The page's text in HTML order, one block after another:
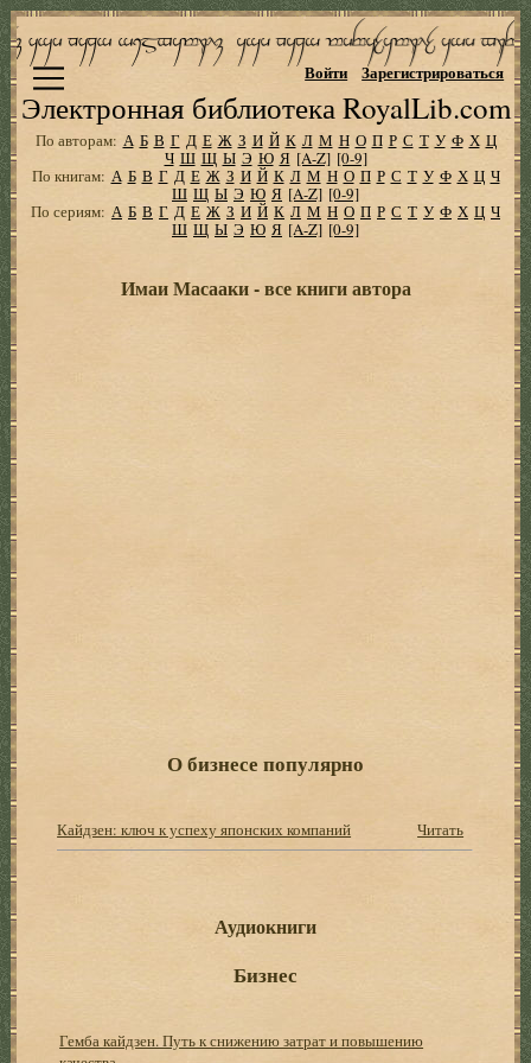
Электронная библиотека RoyalLib.com
Войти Зарегистрироваться
По авторам: А Б В Г Д Е Ж З И Й К Л М Н О П Р С Т У Ф Х Ц
Ч Ш Щ Ы Э Ю Я [A-Z] [0-9]
По книгам: А Б В Г Д Е Ж З И Й К Л М Н О П Р С Т У Ф Х Ц Ч
Ш Щ Ы Э Ю Я [A-Z] [0-9]
По сериям: А Б В Г Д Е Ж З И Й К Л М Н О П Р С Т У Ф Х Ц Ч
Ш Щ Ы Э Ю Я [A-Z] [0-9]
Имаи Масааки - все книги автора
О бизнесе популярно
Кайдзен: ключ к успеху японских компаний Читать
Аудиокниги
Бизнес
Гемба кайдзен. Путь к снижению затрат и повышению